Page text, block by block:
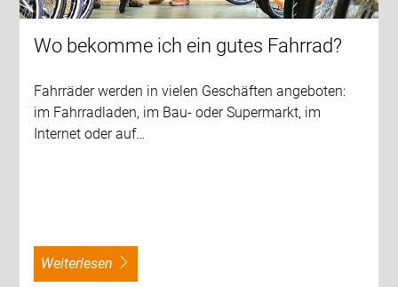
Wo bekomme ich ein gutes Fahrrad?
Fahrräder werden in vielen Geschäften angeboten:
im Fahrradladen, im Bau- oder Supermarkt, im
Internet oder auf…
weiterlesen